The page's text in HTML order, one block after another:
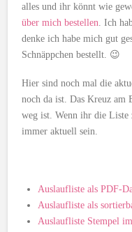
alles und ihr könnt wie
über mich bestellen . Ich
denke ich habe mich gut
Schnäppchen bestellt. 😉
Hier sind noch mal die
noch da ist. Das Kreuz am
weg ist. Wenn ihr die Liste
immer aktuell sein.
Auslaufliste als PDF-
Auslaufliste als
Auslaufliste Stempel